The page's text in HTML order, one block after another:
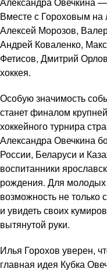
Вместе с Гороховым
Алексей Морозов,
Андрей Коваленко,
Фетисов, Дмитрий
хоккея.
Особую значимость
станет финалом
хоккейного турнира
Александра Овечкина
России, Беларуси и
воспитанники
рождения. Для молодых
возможность не только
и увидеть своих
вытянутой руки.
Илья Горохов уверен,
главная идея Кубка